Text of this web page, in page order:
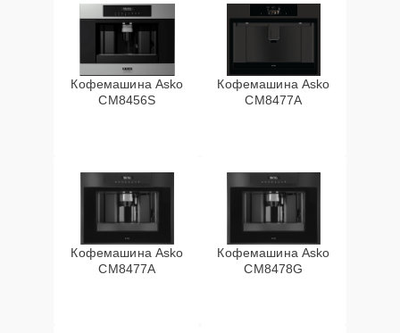
Кофемашина Asko
CM8456S
Кофемашина Asko
CM8477A
Кофемашина Asko
СМ8477А
Кофемашина Asko
CM8478G